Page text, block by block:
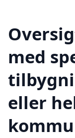
med
eller